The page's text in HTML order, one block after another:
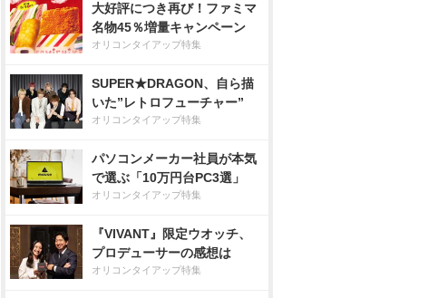
大好評につき再び！ファミマ
名物45％増量キャンペーン
オリコンタイアップ特集
SUPER★DRAGON、自ら描
いた”レトロフューチャー”
オリコンタイアップ特集
パソコンメーカー社員が本気
で選ぶ「10万円台PC3選」
オリコンタイアップ特集
『VIVANT』限定ウオッチ、
プロデューサーの感想は
オリコンタイアップ特集